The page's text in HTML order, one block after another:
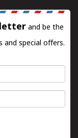
and be the
special offers.